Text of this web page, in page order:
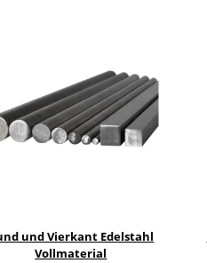
und Vierkant Edelstahl
Vollmaterial